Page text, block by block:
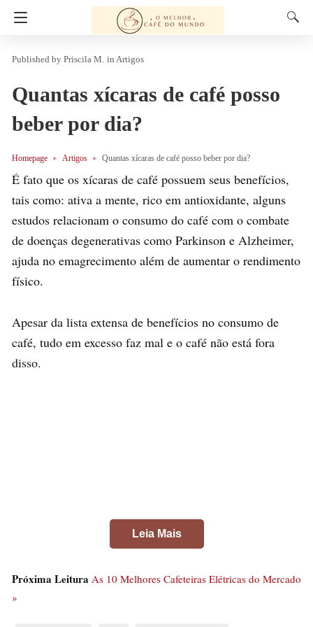
Priscila M. in Artigos
Quantas xícaras de café posso
beber por dia?
Homepage Artigos Quantas xícaras de café posso beber por dia?
É fato que os xícaras de café possuem seus benefícios,
tais como: ativa a mente, rico em antioxidante, alguns
estudos relacionam o consumo do café com o combate
de doenças degenerativas como Parkinson e Alzheimer,
ajuda no emagrecimento além de aumentar o rendimento
físico.
Apesar da lista extensa de benefícios no consumo de
café, tudo em excesso faz mal e o café não está fora
disso.
Leia Mais
Próxima Leitura As 10 Melhores Cafeteiras Elétricas do Mercado
»